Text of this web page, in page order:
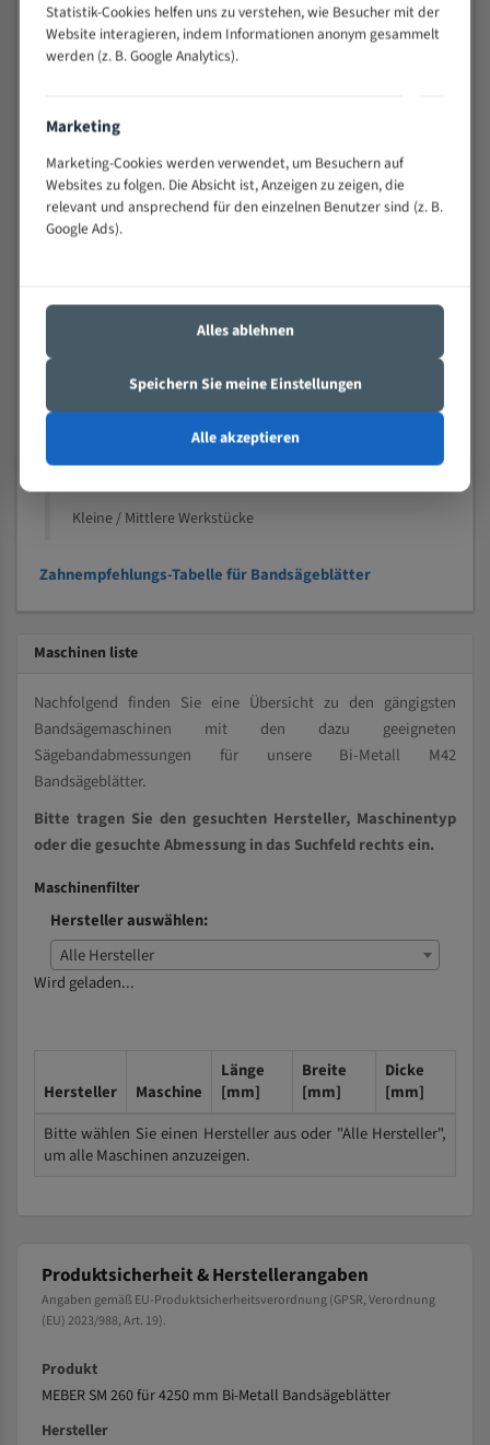
wechselnde Verbindungslängen)
Sehr geringe Vibration
Technische Beschreibung:
Positiver Spanwinkel
Bandkörper aus hochlegiertem Federstahl
Legierte HSS-beschichtete Zahnspitzen
Nichteisenmetalle
Speziell entwickelt für Profile / Rohre
Kleine und mittlere Profile / Kleine Durchmesser
Vollmaterial
Kleine / Mittlere Werkstücke
Zahnempfehlungs-Tabelle für Bandsägeblätter
Maschinen liste
Nachfolgend finden Sie eine Übersicht zu den gängigsten
Bandsägemaschinen mit den dazu geeigneten
Sägebandabmessungen für unsere Bi-Metall M42
Bandsägeblätter.
Bitte tragen Sie den gesuchten Hersteller, Maschinentyp
oder die gesuchte Abmessung in das Suchfeld rechts ein.
Maschinenfilter
Hersteller auswählen:
Alle Hersteller
Wird geladen...
Hersteller Maschine
Länge
[mm]
Breite
[mm]
Dicke
[mm]
Bitte wählen Sie einen Hersteller aus oder "Alle Hersteller",
um alle Maschinen anzuzeigen.
Produktsicherheit & Herstellerangaben
Angaben gemäß EU-Produktsicherheitsverordnung (GPSR, Verordnung
(EU) 2023/988, Art. 19).
Produkt
MEBER SM 260 für 4250 mm Bi-Metall Bandsägeblätter
Hersteller
Statistik-Cookies helfen uns zu verstehen, wie Besucher mit der
Website interagieren, indem Informationen anonym gesammelt
werden (z. B. Google Analytics).
Marketing
Marketing-Cookies werden verwendet, um Besuchern auf
Websites zu folgen. Die Absicht ist, Anzeigen zu zeigen, die
relevant und ansprechend für den einzelnen Benutzer sind (z. B.
Google Ads).
Alles ablehnen
Speichern Sie meine Einstellungen
Alle akzeptieren